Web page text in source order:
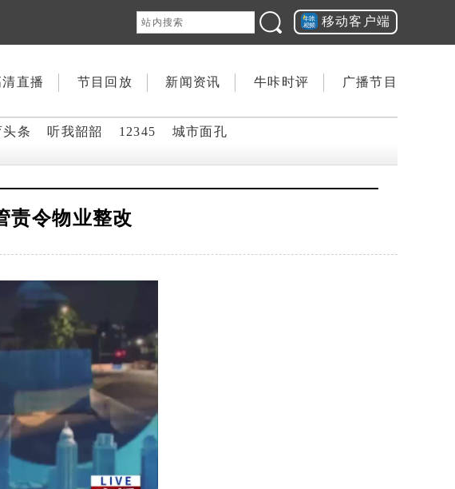
移动客户端
直播 节目回放 新闻资讯 牛咔时评 广播节目
条 听我韶韶 12345 城市面孔
责令物业整改